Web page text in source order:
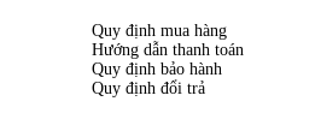
Quy định mua hàng
Hướng dẫn thanh toán
Quy định bảo hành
Quy định đổi trả